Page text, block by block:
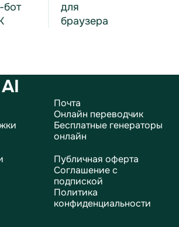
бот
для
браузера
Почта
Онлайн переводчик
Бесплатные генераторы
онлайн
Публичная оферта
Соглашение с
подпиской
Политика
конфиденциальности